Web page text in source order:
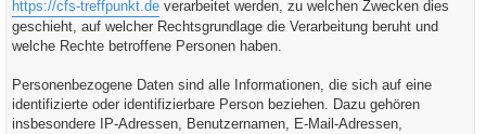
https://cfs-treffpunkt.de verarbeitet werden, zu welchen Zwecken dies
geschieht, auf welcher Rechtsgrundlage die Verarbeitung beruht und
welche Rechte betroffene Personen haben.
Personenbezogene Daten sind alle Informationen, die sich auf eine
identifizierte oder identifizierbare Person beziehen. Dazu gehören
insbesondere IP-Adressen, Benutzernamen, E-Mail-Adressen,